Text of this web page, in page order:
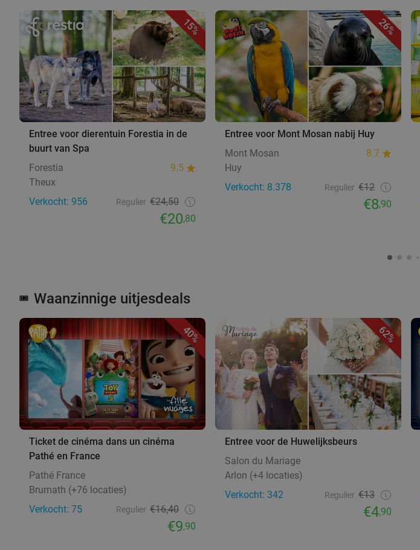
15%
Entree voor dierentuin Forestia in de
buurt van Spa
Forestia
9.5
Theux
Verkocht: 956
Regulier €24,50
€20,80
26%
Entree voor Mont Mosan nabij Huy
Mont Mosan
8.7
Huy
Verkocht: 8.378
Regulier €12
€8,90
🎟️ Waanzinnige uitjesdeals
40%
Ticket de cinéma dans un cinéma
Pathé en France
Pathé France
Brumath (+76 locaties)
Verkocht: 75
Regulier €16,40
€9,90
62%
Entree voor de Huwelijksbeurs
Salon du Mariage
Arlon (+4 locaties)
Verkocht: 342
Regulier €13
€4,90